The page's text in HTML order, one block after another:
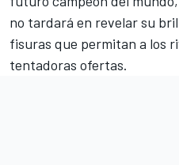
no tardará en revelar su
fisuras que permitan a los
tentadoras ofertas.